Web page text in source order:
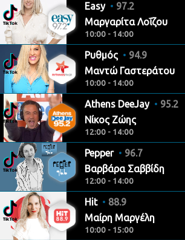
Easy
97.2
Μαργαρίτα Λοΐζου
10:00 - 14:00
Ρυθμός
94.9
Μαντώ Γαστεράτου
10:00 - 14:00
Athens DeeJay
95.2
Νίκος Ζώης
12:00 - 14:00
Pepper
96.7
Βαρβάρα Σαββίδη
12:00 - 14:00
Hit
88.9
Μαίρη Μαργέλη
10:00 - 15:00